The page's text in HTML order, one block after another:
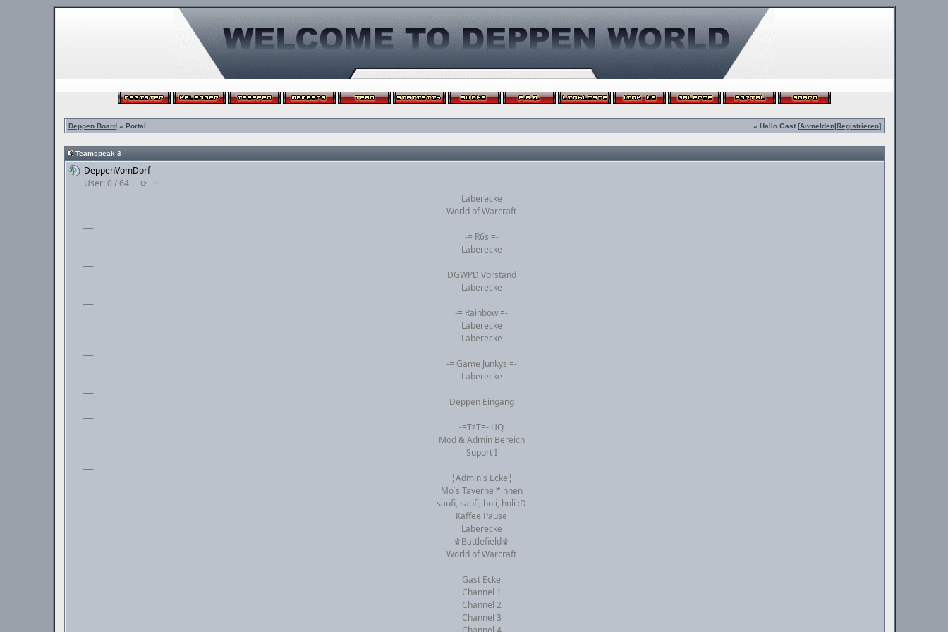
Deppen Board» Portal » Hallo Gast [Anmelden|Registrieren]
Teamspeak 3
DeppenVomDorf
User: 0 / 64
⟳ ◌
Laberecke
World of Warcraft
-= R6s =-
Laberecke
DGWPD Vorstand
Laberecke
-= Rainbow =-
Laberecke
Laberecke
-= Game Junkys =-
Laberecke
Deppen Eingang
-=TzT=- HQ
Mod & Admin Bereich
Suport I
¦Admin`s Ecke¦
Mo´s Taverne *innen
saufi, saufi, holi, holi :D
Kaffee Pause
Laberecke
♛Battlefield♛
World of Warcraft
Gast Ecke
Channel 1
Channel 2
Channel 3